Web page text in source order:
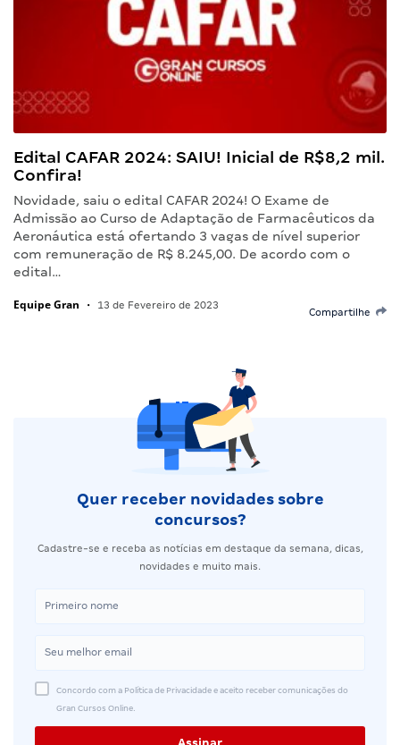
Edital CAFAR 2024: SAIU! Inicial de R$8,2 mil.
Confira!
Novidade, saiu o edital CAFAR 2024! O Exame de
Admissão ao Curso de Adaptação de Farmacêuticos da
Aeronáutica está ofertando 3 vagas de nível superior
com remuneração de R$ 8.245,00. De acordo com o
edital…
Equipe Gran • 13 de Fevereiro de 2023
Compartilhe
Quer receber novidades sobre
concursos?
Cadastre-se e receba as notícias em destaque da semana, dicas,
novidades e muito mais.
Concordo com a Política de Privacidade e aceito receber comunicações do
Gran Cursos Online.